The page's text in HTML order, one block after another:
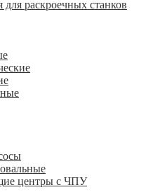
для раскроечных станков
центры с ЧПУ